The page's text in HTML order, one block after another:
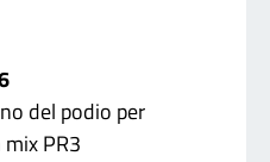
del podio per
PR3